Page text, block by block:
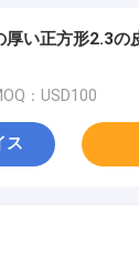
い正方形2.3の
：USD100
ス